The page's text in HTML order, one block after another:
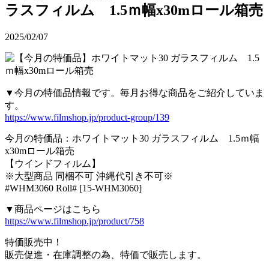
ラスフィルム 1.5ｍ幅x30mロール箱売
2025/02/07
▼今月の特価品情報です。毎月お得な商品をご紹介していま
す。
https://www.filmshop.jp/product-group/139
今月の特価品：ホワイトマット30 ガラスフィルム 1.5ｍ幅
x30mロール箱売
【ウインドフィルム】
※大型商品 同梱不可 沖縄代引き不可※
#WHM3060 Roll# [15-WHM3060]
▼商品ページはこちら
https://www.filmshop.jp/product/758
特価販売中！
販売促進・在庫調整の為、特価で販売します。